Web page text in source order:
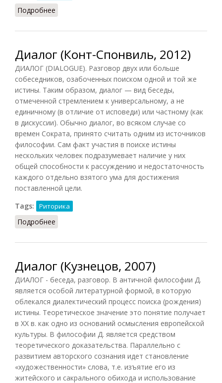
Подробнее
Диалог (Конт-Спонвиль, 2012)
ДИАЛОГ (DIALOGUE). Разговор двух или больше
собеседников, озабоченных поиском одной и той же
истины. Таким образом, диалог — вид беседы,
отмеченной стремлением к универсальному, а не
единичному (в отличие от исповеди) или частному (как
в дискуссии). Обычно диалог, во всяком случае со
времен Сократа, принято считать одним из источников
философии. Сам факт участия в поиске истины
нескольких человек подразумевает наличие у них
общей способности к рассуждению и недостаточность
каждого отдельно взятого ума для достижения
поставленной цели.
Tags:
Риторика
Подробнее
Диалог (Кузнецов, 2007)
ДИАЛОГ - беседа, разговор. В античной философии Д.
является особой литературной формой, в которую
облекался диалектический процесс поиска (рождения)
истины. Теоретическое значение это понятие получает
в XX в. как одно из оснований осмысления европейской
культуры. В философии Д. является средством
теоретического доказательства. Параллельно с
развитием авторского сознания идет становление
«художественности» слова, т.е. изъятие его из
житейского и сакрального обихода и использование